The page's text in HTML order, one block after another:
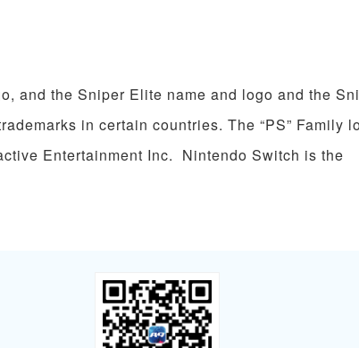
and the Sniper Elite name and logo and the
in certain countries. The “PS” Family
Entertainment Inc. Nintendo Switch is the